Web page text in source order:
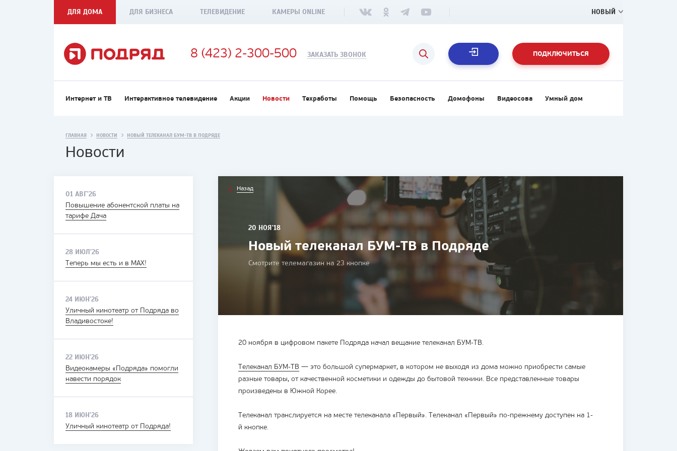
ДЛЯ ДОМА ДЛЯ БИЗНЕСА ТЕЛЕВИДЕНИЕ КАМЕРЫ ONLINE НОВЫЙ
8 (423) 2-300-500 ЗАКАЗАТЬ ЗВОНОК ПОДКЛЮЧИТЬСЯ
Интернет и ТВ Интерактивное телевидение Акции Новости Техработы Помощь Безопасность Домофоны Видеосова Умный дом
ГЛАВНАЯ НОВОСТИ НОВЫЙ ТЕЛЕКАНАЛ БУМ-ТВ В ПОДРЯДЕ
Новости
01 АВГ'26
Повышение абонентской платы на
тарифе Дача
28 ИЮЛ'26
Теперь мы есть и в MAX!
24 ИЮН'26
Уличный кинотеатр от Подряда во
Владивостоке!
22 ИЮН'26
Видеокамеры «Подряда» помогли
навести порядок
18 ИЮН'26
Уличный кинотеатр от Подряда!
Назад
20 НОЯ'18
Новый телеканал БУМ-ТВ в Подряде
Смотрите телемагазин на 23 кнопке
20 ноября в цифровом пакете Подряда начал вещание телеканал БУМ-ТВ.
Телеканал БУМ-ТВ — это большой супермаркет, в котором не выходя из дома можно приобрести самые
разные товары, от качественной косметики и одежды до бытовой техники. Все представленные товары
произведены в Южной Корее.
Телеканал транслируется на месте телеканала «Первый». Телеканал «Первый» по-прежнему доступен на 1-
й кнопке.